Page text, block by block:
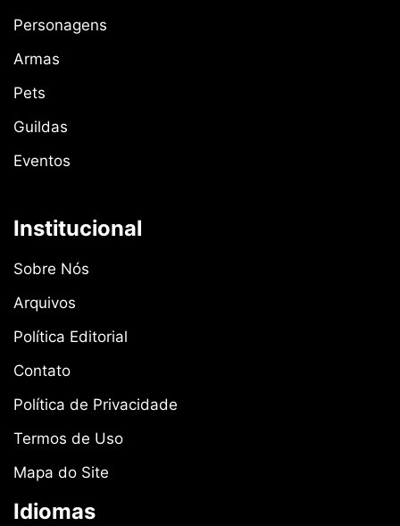
Personagens
Armas
Pets
Guildas
Eventos
Institucional
Sobre Nós
Arquivos
Política Editorial
Contato
Política de Privacidade
Termos de Uso
Mapa do Site
Idiomas